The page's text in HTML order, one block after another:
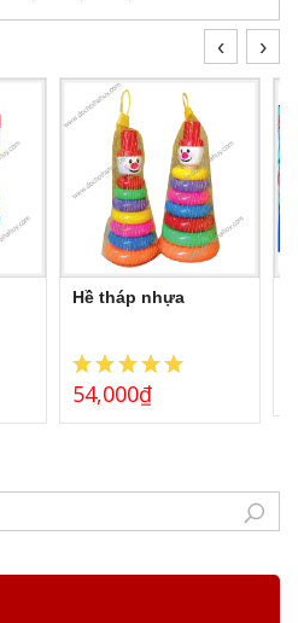
Hề tháp nhựa
54,000₫
‹ ›